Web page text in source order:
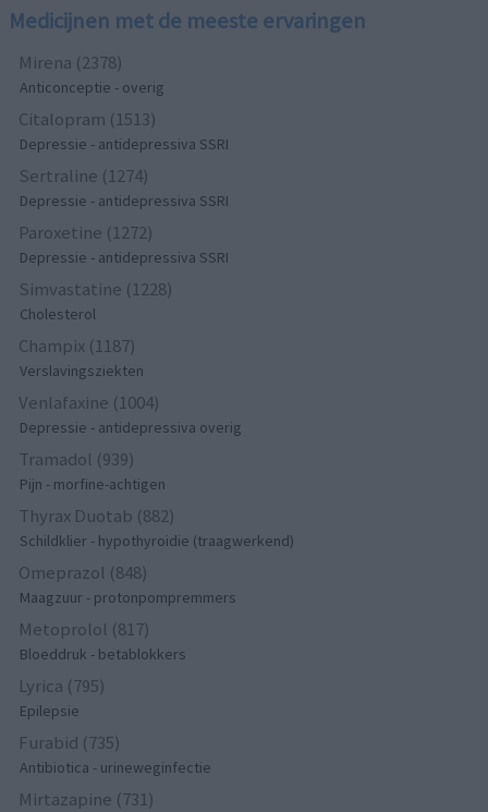
Medicijnen met de meeste ervaringen
Mirena (2378)
Anticonceptie - overig
Citalopram (1513)
Depressie - antidepressiva SSRI
Sertraline (1274)
Depressie - antidepressiva SSRI
Paroxetine (1272)
Depressie - antidepressiva SSRI
Simvastatine (1228)
Cholesterol
Champix (1187)
Verslavingsziekten
Venlafaxine (1004)
Depressie - antidepressiva overig
Tramadol (939)
Pijn - morfine-achtigen
Thyrax Duotab (882)
Schildklier - hypothyroidie (traagwerkend)
Omeprazol (848)
Maagzuur - protonpompremmers
Metoprolol (817)
Bloeddruk - betablokkers
Lyrica (795)
Epilepsie
Furabid (735)
Antibiotica - urineweginfectie
Mirtazapine (731)